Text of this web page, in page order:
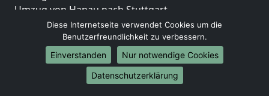
Umzug von Hanau nach Stuttgart
Umzug von Hanau nach Düsseldorf
Umzug von Hanau nach Leipzig
Umzug von Hanau nach Dortmund
Umzug von Hanau nach Essen
Umzug von Hanau nach Bremen
Diese Internetseite verwendet Cookies um die
Benutzerfreundlichkeit zu verbessern.
Einverstanden
Nur notwendige Cookies
Datenschutzerklärung